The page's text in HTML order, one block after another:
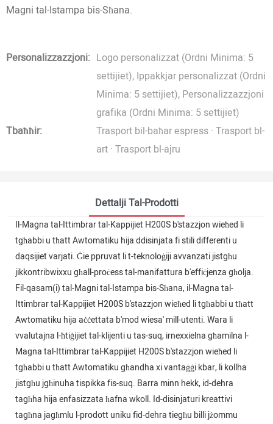
Magni tal-Istampa bis-Sħana.
Personalizzazzjoni: Logo personalizzat (Ordni Minima: 5
settijiet), Ippakkjar personalizzat (Ordni
Minima: 5 settijiet), Personalizzazzjoni
grafika (Ordni Minima: 5 settijiet)
Tbaħħir:
Trasport bil-baħar espress · Trasport bl-
art · Trasport bl-ajru
Dettalji Tal-Prodotti
Il-Magna tal-Ittimbrar tal-Kappijiet H200S b'stazzjon wieħed li
tgħabbi u tħatt Awtomatiku hija ddisinjata fi stili differenti u
daqsijiet varjati. Ġie ppruvat li t-teknoloġiji avvanzati jistgħu
jikkontribwixxu għall-proċess tal-manifattura b'effiċjenza għolja.
Fil-qasam(i) tal-Magni tal-Istampa bis-Sħana, il-Magna tal-
Ittimbrar tal-Kappijiet H200S b'stazzjon wieħed li tgħabbi u tħatt
Awtomatiku hija aċċettata b'mod wiesa' mill-utenti. Wara li
vvalutajna l-ħtiġijiet tal-klijenti u tas-suq, irnexxielna għamilna l-
Magna tal-Ittimbrar tal-Kappijiet H200S b'stazzjon wieħed li
tgħabbi u tħatt Awtomatiku għandha xi vantaġġi kbar, li kollha
jistgħu jgħinuha tispikka fis-suq. Barra minn hekk, id-dehra
tagħha hija enfasizzata ħafna wkoll. Id-disinjaturi kreattivi
tagħna jagħmlu l-prodott uniku fid-dehra tiegħu billi jżommu